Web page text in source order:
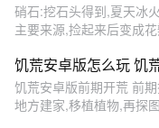
硝石:挖石头得到,夏天冰
主要来源,捡起来后变成
饥荒安卓版怎么玩 饥
饥荒安卓版前期开荒 前
地方建家,移植植物,再探